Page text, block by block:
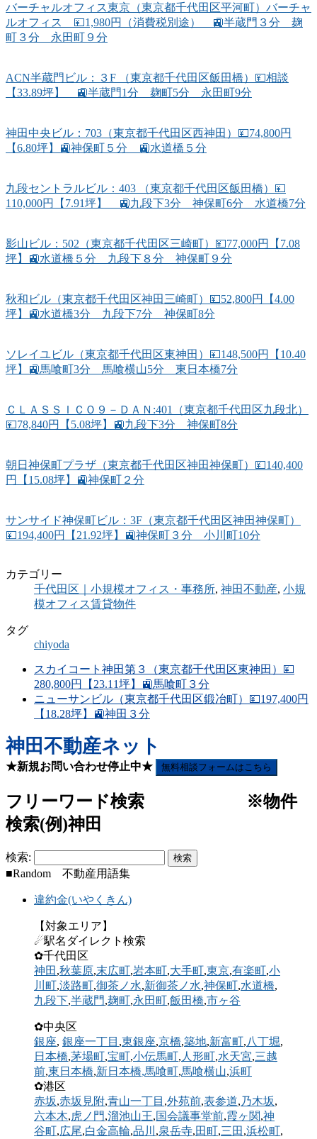
バーチャルオフィス東京（東京都千代田区平河町）バーチャ
ルオフィス 💴1,980円（消費税別途） 🚉半蔵門３分 麹
町３分 永田町９分
ACN半蔵門ビル：３F （東京都千代田区飯田橋）💴相談
【33.89坪】 🚉半蔵門1分 麹町5分 永田町9分
神田中央ビル：703（東京都千代田区西神田）💴74,800円
【6.80坪】🚉神保町５分 🚉水道橋５分
九段セントラルビル：403 （東京都千代田区飯田橋）💴
110,000円【7.91坪】 🚉九段下3分 神保町6分 水道橋7分
影山ビル：502（東京都千代田区三崎町）💴77,000円【7.08
坪】🚉水道橋５分 九段下８分 神保町９分
秋和ビル（東京都千代田区神田三崎町）💴52,800円【4.00
坪】🚉水道橋3分 九段下7分 神保町8分
ソレイユビル（東京都千代田区東神田）💴148,500円【10.40
坪】🚉馬喰町3分 馬喰横山5分 東日本橋7分
ＣＬＡＳＳＩＣＯ９－ＤＡＮ:401（東京都千代田区九段北）
💴78,840円【5.08坪】🚉九段下3分 神保町8分
朝日神保町プラザ（東京都千代田区神田神保町）💴140,400
円【15.08坪】🚉神保町２分
サンサイド神保町ビル：3F（東京都千代田区神田神保町）
💴194,400円【21.92坪】🚉神保町３分 小川町10分
カテゴリー
千代田区｜小規模オフィス・事務所, 神田不動産, 小規
模オフィス賃貸物件
タグ
chiyoda
スカイコート神田第３（東京都千代田区東神田）💴
280,800円【23.11坪】🚉馬喰町３分
ニューサンビル（東京都千代田区鍛冶町）💴197,400円
【18.28坪】🚉神田３分
神田不動産ネット
★新規お問い合わせ停止中★ 無料相談フォームはこちら
フリーワード検索 ※物件
検索(例)神田
検索:
■Random 不動産用語集
違約金(いやくきん)
【対象エリア】
☄駅名ダイレクト検索
✿千代田区
神田 ,秋葉原,末広町,岩本町,大手町,東京,有楽町,小
川町,淡路町,御茶ノ水,新御茶ノ水,神保町,水道橋,
九段下,半蔵門,麹町,永田町,飯田橋,市ヶ谷
✿中央区
銀座, 銀座一丁目 ,東銀座,京橋,築地,新富町,八丁堀,
日本橋,茅場町,宝町,小伝馬町, 人形町,水天宮,三越
前,東日本橋,新日本橋,馬喰町,馬喰横山,浜町
✿港区
赤坂,赤坂見附,青山一丁目 ,外苑前,表参道,乃木坂,
六本木,虎ノ門,溜池山王,国会議事堂前,霞ヶ関,神
谷町,広尾,白金高輪,品川 ,泉岳寺,田町,三田 ,浜松町,